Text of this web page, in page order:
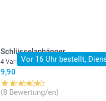
Vor 16 Uhr bestellt,
Schlüsselanhänger
4 Varianten
9,90
(8 Bewertung/en)